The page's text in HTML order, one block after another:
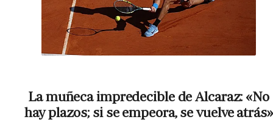
La muñeca impredecible de Alcaraz: «No
hay plazos; si se empeora, se vuelve atrás»